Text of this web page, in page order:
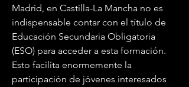
Madrid, en Castilla-La Mancha no es
indispensable contar con el título de
Educación Secundaria Obligatoria
(ESO) para acceder a esta formación.
Esto facilita enormemente la
participación de jóvenes interesados